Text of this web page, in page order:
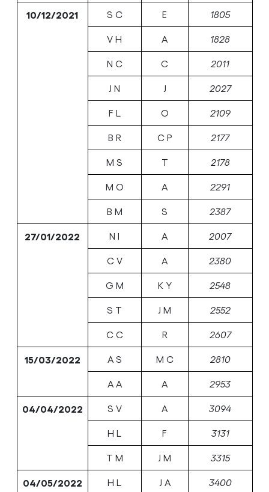
10/12/2021 S C E 1805
V H A 1828
N C C 2011
J N J 2027
F L O 2109
B R C P 2177
M S T 2178
M O A 2291
B M S 2387
27/01/2022 N I A 2007
C V A 2380
G M K Y 2548
S T J M 2552
C C R 2607
15/03/2022 A S M C 2810
A A A 2953
04/04/2022 S V A 3094
H L F 3131
T M J M 3315
04/05/2022 H L J A 3400